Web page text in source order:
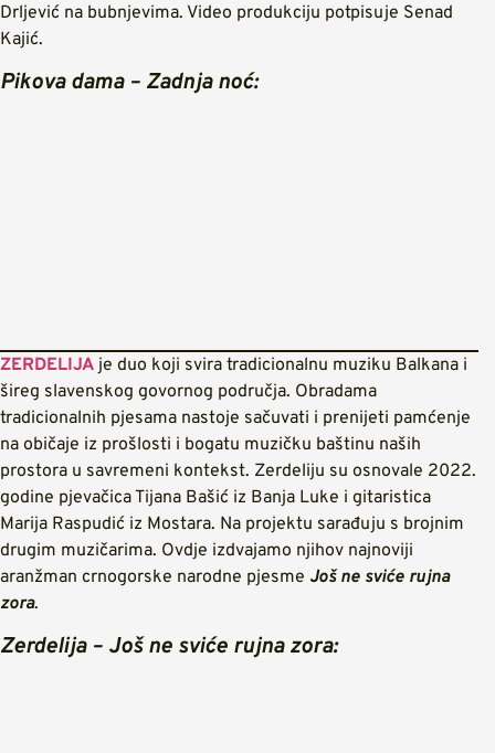
Drljević na bubnjevima. Video produkciju potpisuje Senad
Kajić.
Pikova dama – Zadnja noć:
ZERDELIJA je duo koji svira tradicionalnu muziku Balkana i
šireg slavenskog govornog područja. Obradama
tradicionalnih pjesama nastoje sačuvati i prenijeti pamćenje
na običaje iz prošlosti i bogatu muzičku baštinu naših
prostora u savremeni kontekst. Zerdeliju su osnovale 2022.
godine pjevačica Tijana Bašić iz Banja Luke i gitaristica
Marija Raspudić iz Mostara. Na projektu sarađuju s brojnim
drugim muzičarima. Ovdje izdvajamo njihov najnoviji
aranžman crnogorske narodne pjesme Još ne sviće rujna
zora.
Zerdelija – Još ne sviće rujna zora: